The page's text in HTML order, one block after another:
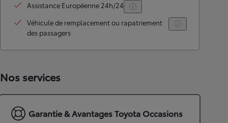
Assistance Européenne 24h/24
Véhicule de remplacement ou rapatriement
des passagers
Nos services
Garantie & Avantages Toyota Occasions